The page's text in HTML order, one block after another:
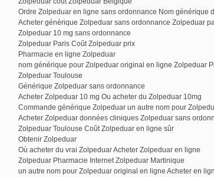
Ordre Zolpeduar en ligne sans ordonnance Nom générique
Acheter générique Zolpeduar sans ordonnance Zolpeduar
Zolpeduar 10 mg sans ordonnance
Zolpeduar Paris Coût Zolpeduar prix
Pharmacie en ligne Zolpeduar
nom générique pour Zolpeduar original en ligne Zolpeduar
Zolpeduar Toulouse
Générique Zolpeduar sans ordonnance
Acheter Zolpeduar 10 mg Ou acheter du Zolpeduar 10mg
Commande générique Zolpeduar un autre nom pour
Acheter Zolpeduar données cliniques Zolpeduar sans
Zolpeduar Toulouse Coût Zolpeduar en ligne sûr
Obtenir Zolpeduar
Où acheter du vrai Zolpeduar Acheter Zolpeduar en ligne
Zolpeduar Pharmacie Internet Zolpeduar Martinique
un autre nom pour Zolpeduar original en ligne Acheter en